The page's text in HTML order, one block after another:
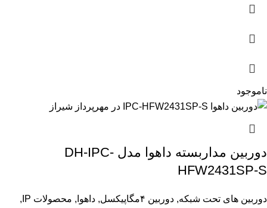
ناموجود
دوربین مداربسته داهوا مدل DH-IPC-
HFW2431SP-S
دوربین های تحت شبکه, دوربین ۴مگاپیکسل , داهوا , محصولات IP
,